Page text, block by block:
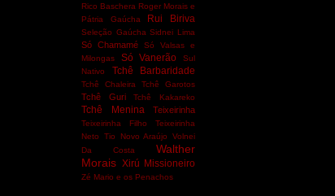
Rico Baschera Roger Morais e
Pátria Gaúcha
Rui Biriva
Seleção Gaúcha Sidnei Lima
Só Chamamé
Só Valsas e
Milongas
Só Vanerão
Sul
Nativo
Tchê Barbaridade
Tchê Chaleira Tchê Garotos
Tchê Guri Tchê Kakareko
Tchê Menina Teixeirinha
Teixeirinha Filho
Teixeirinha
Neto
Tio Novo Araújo
Volnei
Da Costa
Walther
Morais Xirú Missioneiro
Zé Mario e os Penachos